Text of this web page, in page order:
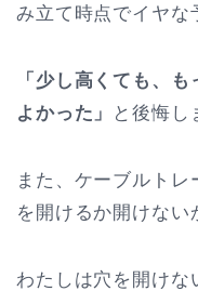
み立て時点でイヤな
「少し高くても、
よかった」
と後悔し
また、ケーブルト
を開けるか開けない
わたしは穴を開けな